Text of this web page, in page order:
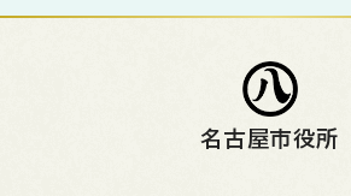
名古屋市役所